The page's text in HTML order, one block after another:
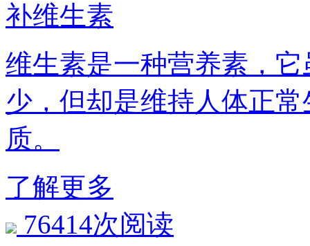
补维生素
维生素是一种营养素，
少，但却是维持人体
质。
了解更多
76414次阅读